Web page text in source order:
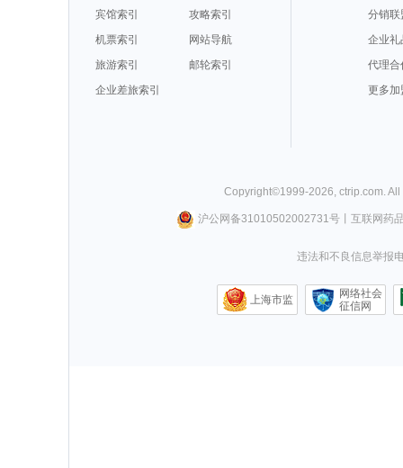
宾馆索引
攻略索引
机票索引
网站导航
旅游索引
邮轮索引
企业差旅索引
分销联
企业礼
代理合
更多加
Copyright©1999-2026, ctrip.com.
沪公网备31010502002731号丨 互联网药
违法和不良信息举报
上海市监
网络社会
征信网